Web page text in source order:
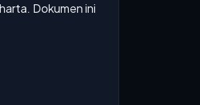
Dokumen ini